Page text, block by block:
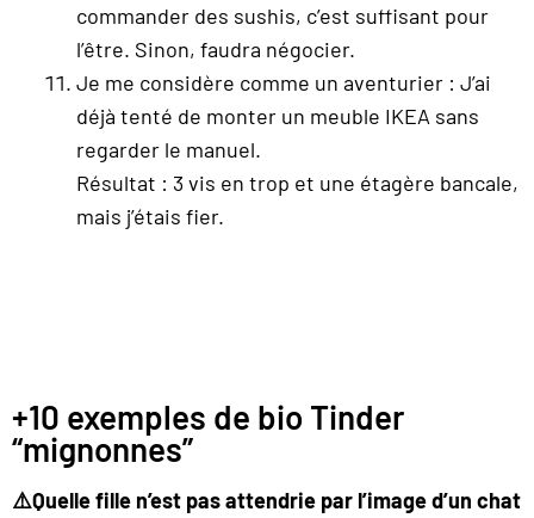
commander des sushis, c’est suffisant pour
l’être. Sinon, faudra négocier.
Je me considère comme un aventurier : J’ai
déjà tenté de monter un meuble IKEA sans
regarder le manuel.
Résultat : 3 vis en trop et une étagère bancale,
mais j’étais fier.
+10 exemples de bio Tinder
“mignonnes”
⚠️Quelle fille n’est pas attendrie par l’image d’un chat